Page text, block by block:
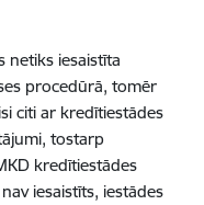
netiks iesaistīta
procedūrā, tomēr
citi ar kredītiestādes
tostarp
kredītiestādes
iesaistīts, iestādes